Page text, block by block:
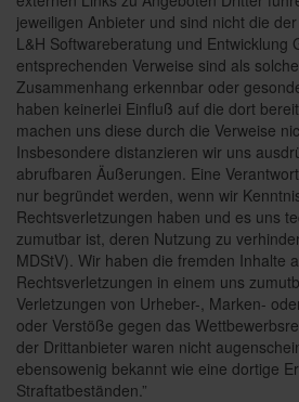
jeweiligen Anbieter und sind nicht die
L&H Softwareberatung und Entwicklung
entsprechenden Verweise sind als
Zusammenhang erkennbar oder
haben keinerlei Einfluß auf die dort
machen uns diese durch die Verweise
Insbesondere distanzieren wir uns
abrufbaren Äußerungen. Eine
nur begründet werden, wenn wir
Rechtsverletzungen haben und es uns
zumutbar ist, deren Nutzung zu
MDStV). Wir haben die fremden Inhalte
Rechtsverletzungen in einem uns
Verletzungen von Urheber-, Marken-
oder Verstöße gegen das
der Drittanbieter waren nicht
ebensowenig bekannt wie eine dortige
Straftatbeständen.”